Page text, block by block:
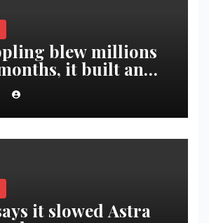
blew millions
it built an
ROI tool |
it slowed Astra